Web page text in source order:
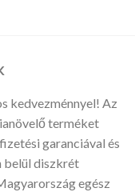
kedvezménnyel! Az
terméket
garanciával és
belül diszkrét
egész